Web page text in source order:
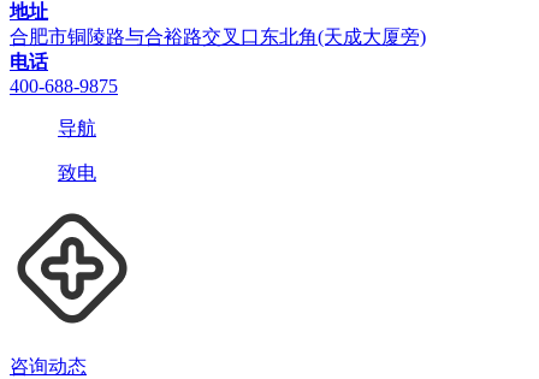
地址
合肥市铜陵路与合裕路交叉口东北角(天成大厦旁)
电话
400-688-9875
导航
致电
咨询动态